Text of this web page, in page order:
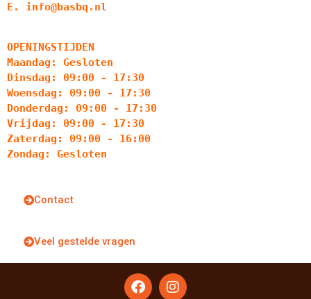
E. info@basbq.nl
OPENINGSTIJDEN
Maandag: Gesloten
Dinsdag: 09:00 - 17:30
Woensdag: 09:00 - 17:30
Donderdag: 09:00 - 17:30
Vrijdag: 09:00 - 17:30
Zaterdag: 09:00 - 16:00
Zondag: Gesloten
Contact
Veel gestelde vragen